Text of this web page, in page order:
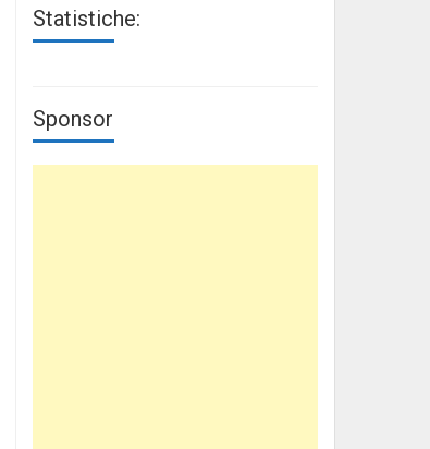
Statistiche:
Sponsor